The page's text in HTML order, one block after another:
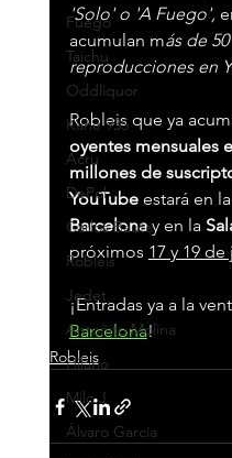
Fuego
Taichu
Oddliquor
Kane 935
Acru
DePol
Carlos Baute
Robleis
Jedet
Antoñito Molina
Hilario
Milo J
Álvaro García
'Solo' o 'A Fuego',
acumulan más de
reproducciones en
Robleis que ya
oyentes mensuales
millones de
YouTube estará en la
Barcelona y en la
próximos 17 y 19
¡Entradas ya a la
Barcelona!
Robleis